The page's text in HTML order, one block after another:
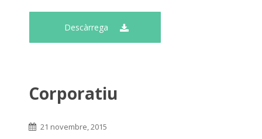
Descàrrega
Corporatiu
21 novembre, 2015